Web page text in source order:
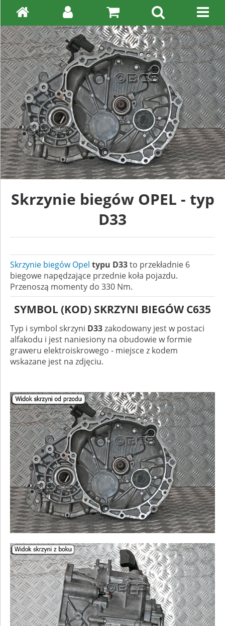
Skrzynie biegów OPEL - typ
D33
Skrzynie biegów Opel typu D33to przekładnie 6
biegowe napędzające przednie koła pojazdu.
Przenoszą momenty do 330 Nm.
SYMBOL (KOD) SKRZYNI BIEGÓW C635
Typ i symbol skrzyni D33zakodowany jest w postaci
alfakodu i jest naniesiony na obudowie w formie
graweru elektroiskrowego - miejsce z kodem
wskazane jest na zdjęciu.